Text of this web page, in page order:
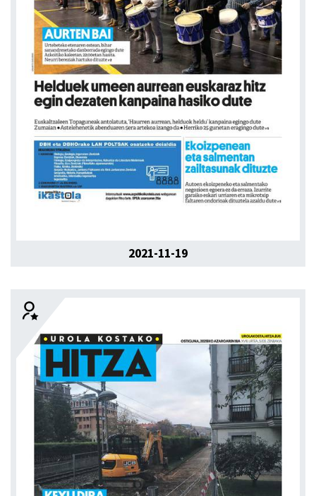
2021-11-19